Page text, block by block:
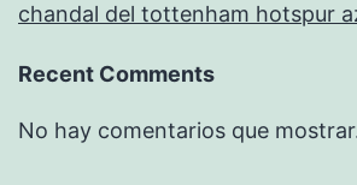
chandal del tottenham hotspur
Recent Comments
No hay comentarios que